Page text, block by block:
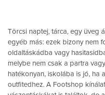
Törcsi naptej, tárca, egy üveg
egyéb más: ezek bizony nem
oldaltáskádba vagy
melybe nem csak a partra
hatékonyan, iskolába is jó, ha
outfitedhez. A Footshop